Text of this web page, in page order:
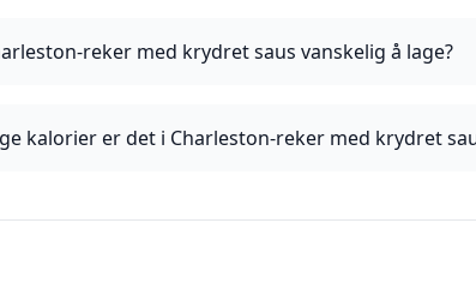
reker med krydret saus vanskelig å lage?
kalorier er det i Charleston-reker med krydret